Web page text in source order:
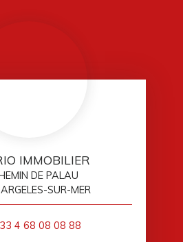
IMMOBILIER
DE PALAU
SUR-MER
4 68 08 08 88